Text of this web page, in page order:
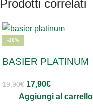
Prodotti correlati
-10%
BASIER PLATINUM
19,90€ 17,90€
Aggiungi al carrello